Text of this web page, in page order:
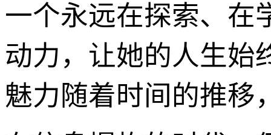
一个永远在探索、在
动力，让她的人生始
魅力随着时间的推移